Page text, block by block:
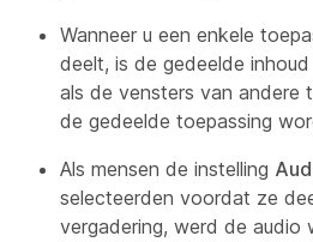
Wanneer u een enkele
deelt, is de gedeelde
als de vensters van andere
de gedeelde toepassing
Als mensen de instelling
selecteerden voordat ze
vergadering, werd de audio